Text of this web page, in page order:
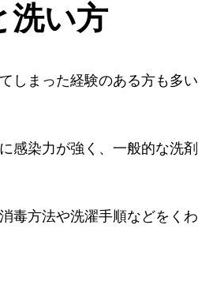
洗い方
しまった経験のある方も多
感染力が強く、一般的な洗
毒方法や洗濯手順などをく